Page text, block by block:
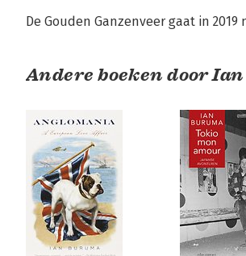
De Gouden Ganzenveer gaat in
Andere boeken door